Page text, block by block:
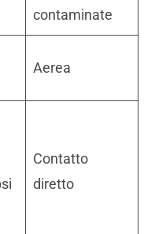
contaminate
Aerea
Contatto
diretto